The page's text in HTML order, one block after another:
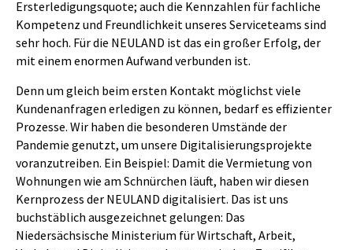
Ersterledigungsquote; auch die Kennzahlen für fachliche
Kompetenz und Freundlichkeit unseres Serviceteams sind
sehr hoch. Für die NEULAND ist das ein großer Erfolg, der
mit einem enormen Aufwand verbunden ist.
Denn um gleich beim ersten Kontakt möglichst viele
Kundenanfragen erledigen zu können, bedarf es effizienter
Prozesse. Wir haben die besonderen Umstände der
Pandemie genutzt, um unsere Digitalisierungsprojekte
voranzutreiben. Ein Beispiel: Damit die Vermietung von
Wohnungen wie am Schnürchen läuft, haben wir diesen
Kernprozess der NEULAND digitalisiert. Das ist uns
buchstäblich ausgezeichnet gelungen: Das
Niedersächsische Ministerium für Wirtschaft, Arbeit,